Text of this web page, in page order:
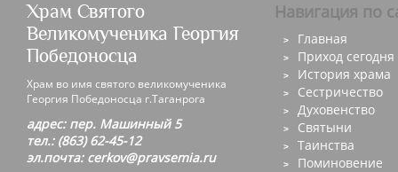
Храм Святого
Великомученика Георгия
Победоносца
Храм во имя святого великомученика
Георгия Победоносца г.Таганрога
адрес: пер. Машинный 5
тел.: (863) 62-45-12
эл.почта: cerkov@pravsemia.ru
Навигация по
Главная
Приход сегодня
История храма
Сестричество
Духовенство
Святыни
Таинства
Поминовение